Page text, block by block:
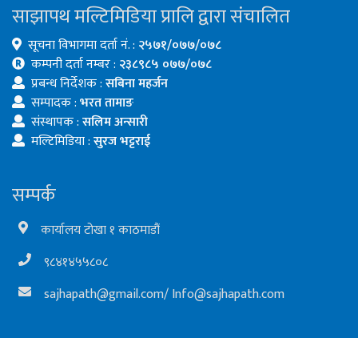
साझापथ मल्टिमिडिया प्रालि द्वारा संचालित
सूचना विभागमा दर्ता नं. : २५७१/०७७/०७८
कम्पनी दर्ता नम्बर : २३८९८५ ०७७/०७८
प्रबन्ध निर्देशक :सबिना महर्जन
सम्पादक :भरत तामाङ
संस्थापक :सलिम अन्सारी
मल्टिमिडिया :सुरज भट्टराई
सम्पर्क
कार्यालय टोखा १ काठमाडौं
९८४१४५५८०८
sajhapath@gmail.com/Info@sajhapath.com